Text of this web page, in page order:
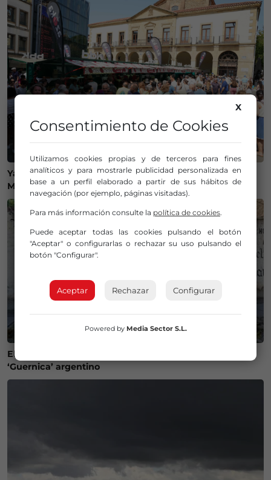
Ya tenemos plan para este lunes: «Nos vamos al
Mercado de San Lorenzo de Getxo»
El Ayuntamiento de Gernika ayudará a restaurar un
‘Guernica’ argentino
X
Consentimiento de Cookies
Utilizamos cookies propias y de terceros para fines
analíticos y para mostrarle publicidad personalizada en
base a un perfil elaborado a partir de sus hábitos de
navegación (por ejemplo, páginas visitadas).
Para más información consulte la política de cookies.
Puede aceptar todas las cookies pulsando el botón
"Aceptar" o configurarlas o rechazar su uso pulsando el
botón "Configurar".
Aceptar Rechazar Configurar
Powered by Media Sector S.L.